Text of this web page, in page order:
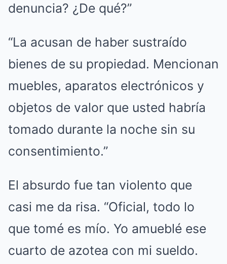
denuncia? ¿De qué?”
“La acusan de haber sustraído
bienes de su propiedad. Mencionan
muebles, aparatos electrónicos y
objetos de valor que usted habría
tomado durante la noche sin su
consentimiento.”
El absurdo fue tan violento que
casi me da risa. “Oficial, todo lo
que tomé es mío. Yo amueblé ese
cuarto de azotea con mi sueldo.